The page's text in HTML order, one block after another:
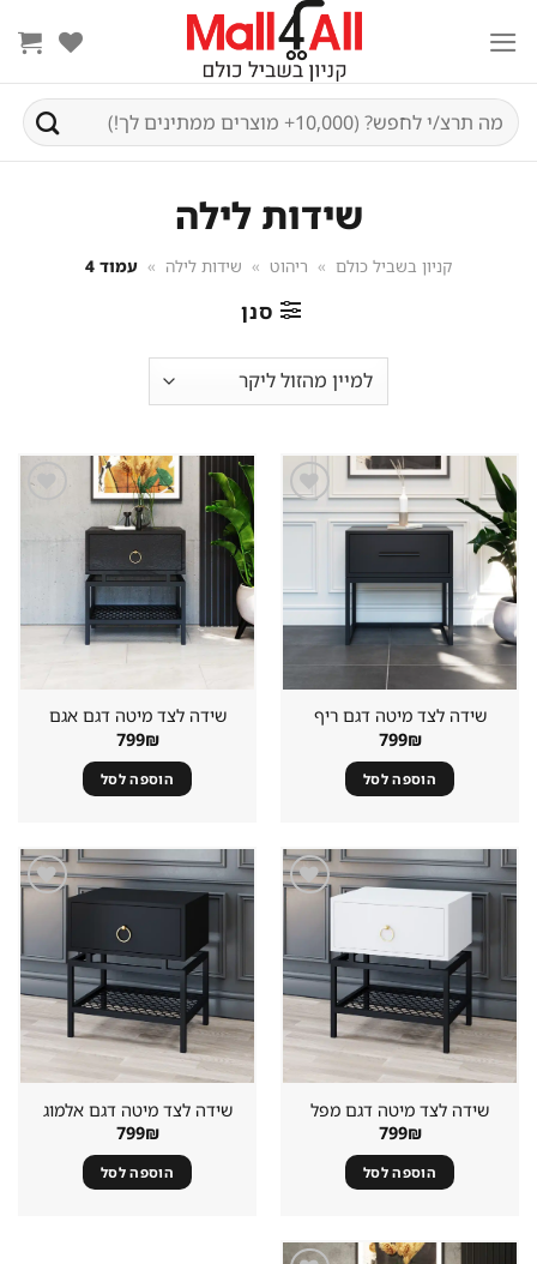
content
חיפוש
עבור:
שידות לילה
קניון בשביל כולם » ריהוט » שידות לילה » עמוד 4
סנן
שמור
שידה לצד מיטה דגם ריף
799₪
הוספה לסל
שידה לצד מיטה דגם אגם
799₪
הוספה לסל
שמור
במועדפים
שידה לצד מיטה דגם מפל
799₪
הוספה לסל
במועדפים
שידה לצד מיטה דגם אלמוג
799₪
הוספה לסל